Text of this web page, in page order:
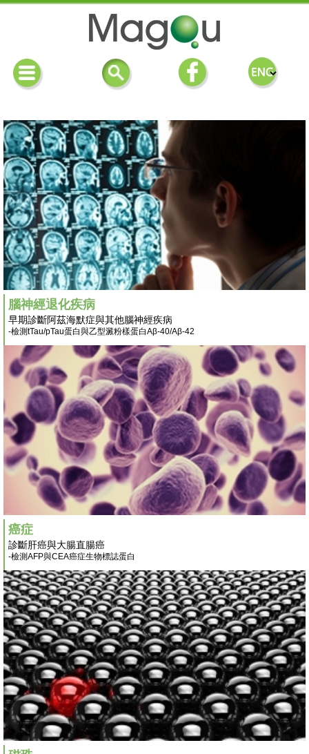
腦神經退化疾病
早期診斷阿茲海默症與其他腦神經疾病
-檢測tTau/pTau蛋白與乙型澱粉樣蛋白Aβ-40/Aβ-42
癌症
診斷肝癌與大腸直腸癌
-檢測AFP與CEA癌症生物標誌蛋白